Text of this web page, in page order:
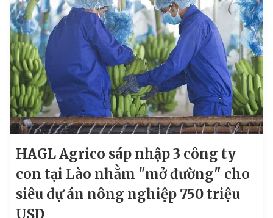
HAGL Agrico sáp nhập 3 công ty
con tại Lào nhằm "mở đường" cho
siêu dự án nông nghiệp 750 triệu
USD